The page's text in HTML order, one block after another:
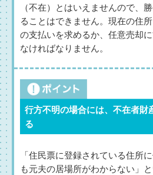
（不在）とはいえませんので、
ることはできません。現在の住
の支払いを求めるか、任意売却
なければなりません。
行方不明の場合には、不在者財
る
「住民票に登録されている住所
も元夫の居場所がわからない」